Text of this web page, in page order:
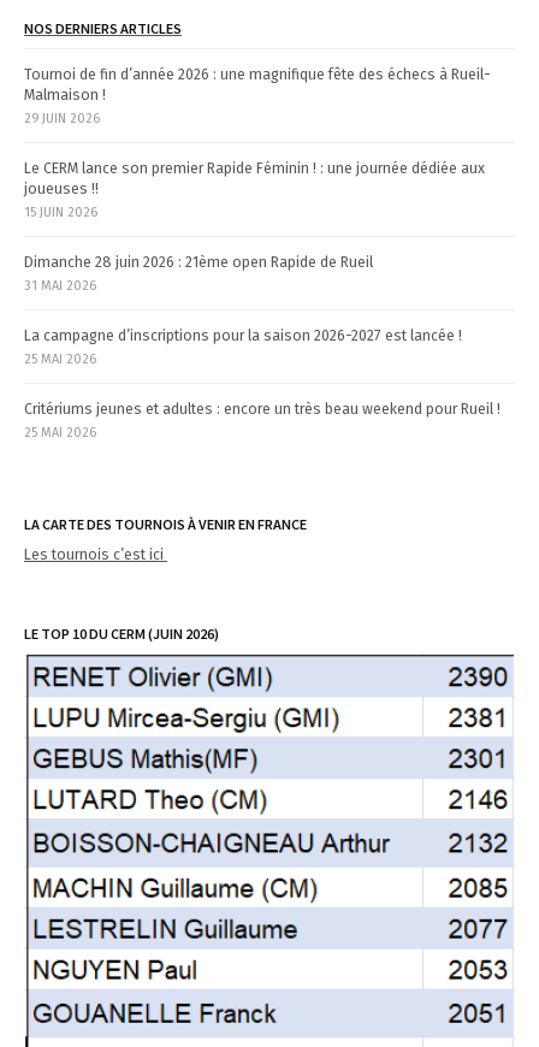
i
o
n
NOS DERNIERS ARTICLES
Tournoi de fin d’année 2026 : une magnifique fête des échecs à Rueil-
Malmaison !
29 JUIN 2026
Le CERM lance son premier Rapide Féminin ! : une journée dédiée aux
joueuses !!
15 JUIN 2026
Dimanche 28 juin 2026 : 21ème open Rapide de Rueil
31 MAI 2026
La campagne d’inscriptions pour la saison 2026-2027 est lancée !
25 MAI 2026
Critériums jeunes et adultes : encore un très beau weekend pour Rueil !
25 MAI 2026
LA CARTE DES TOURNOIS À VENIR EN FRANCE
Les tournois c’est ici
LE TOP 10 DU CERM (JUIN 2026)